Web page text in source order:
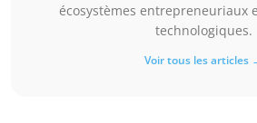
écosystèmes entrepreneuriaux
technologiques.
Voir tous les articles